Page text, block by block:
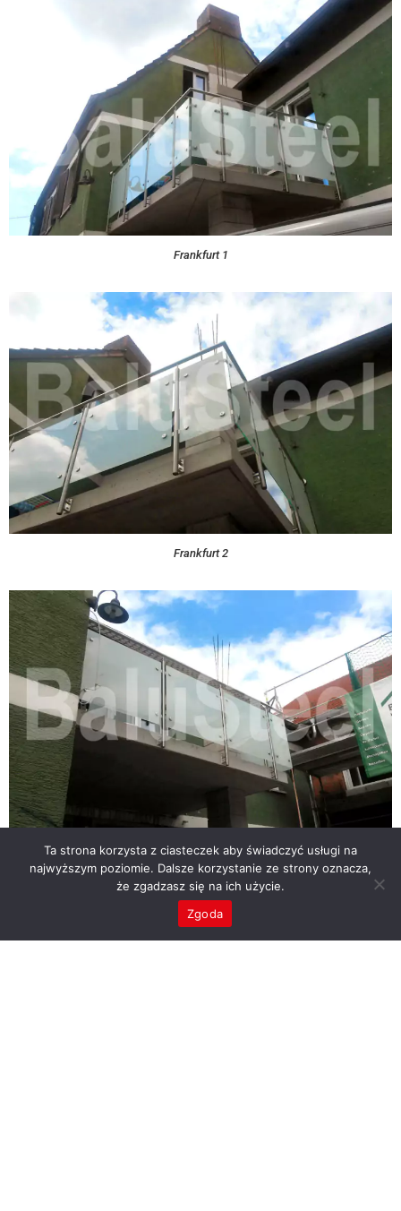
Frankfurt 1
Frankfurt 2
Frankfurt 3
Ta strona korzysta z ciasteczek aby świadczyć usługi na
najwyższym poziomie. Dalsze korzystanie ze strony oznacza,
że zgadzasz się na ich użycie.
Zgoda